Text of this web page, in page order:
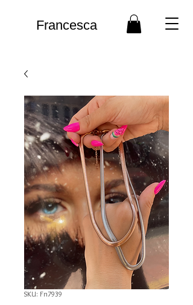
Francesca
SKU: Fn7939